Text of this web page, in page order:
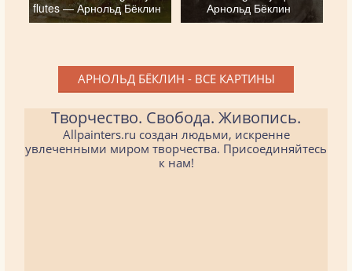
flutes — Арнольд Бёклин
Арнольд Бёклин
АРНОЛЬД БЁКЛИН - ВСЕ КАРТИНЫ
Творчество. Свобода. Живопись.
Allpainters.ru создан людьми, искренне
увлеченными миром творчества. Присоединяйтесь
к нам!